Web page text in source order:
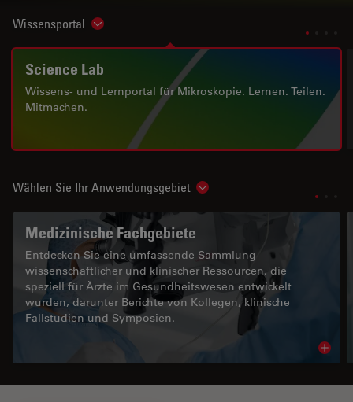
Wissensportal Show subnavigation
Science Lab
Wissens- und Lernportal für Mikroskopie. Lernen. Teilen.
Mitmachen.
Wählen Sie Ihr Anwendungsgebiet Show subnavigation
Medizinische Fachgebiete
Entdecken Sie eine umfassende Sammlung
wissenschaftlicher und klinischer Ressourcen, die
speziell für Ärzte im Gesundheitswesen entwickelt
wurden, darunter Berichte von Kollegen, klinische
Fallstudien und Symposien.